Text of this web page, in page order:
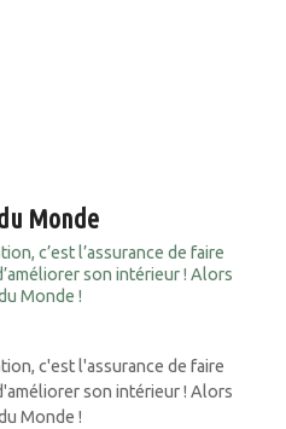
Monde
c’est l’assurance de faire
son intérieur ! Alors
Monde !
c'est l'assurance de faire
son intérieur ! Alors
Monde !